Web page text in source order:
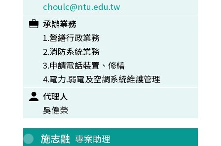
choulc@ntu.edu.tw
承辦業務
1.營繕行政業務
2.消防系統業務
3.申請電話裝置、修繕
4.電力.弱電及空調系統維護管理
代理人
吳偉榮
施志融 專案助理